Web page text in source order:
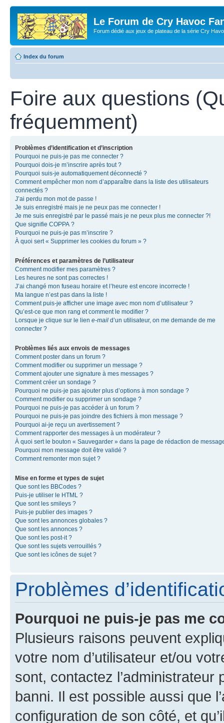
Le Forum de Cry Havoc
Forum dédié aux jeux de plateau de la série Cry
Index du forum
Foire aux questions
fréquemment)
Problèmes d’identification et d’inscription
Pourquoi ne puis-je pas me connecter ?
Pourquoi dois-je m’inscrire après tout ?
Pourquoi suis-je automatiquement déconnecté ?
Comment empêcher mon nom d’apparaître dans la liste des utilisateurs
connectés ?
J’ai perdu mon mot de passe !
Je suis enregistré mais je ne peux pas me connecter !
Je me suis enregistré par le passé mais je ne peux plus me connecter ?!
Que signifie COPPA ?
Pourquoi ne puis-je pas m’inscrire ?
À quoi sert « Supprimer les cookies du forum » ?
Préférences et paramètres de l’utilisateur
Comment modifier mes paramètres ?
Les heures ne sont pas correctes !
J’ai changé mon fuseau horaire et l’heure est encore incorrecte !
Ma langue n’est pas dans la liste !
Comment puis-je afficher une image avec mon nom d’utilisateur ?
Qu’est-ce que mon rang et comment le modifier ?
Lorsque je clique sur le lien e-mail d’un utilisateur, on me demande de me
connecter ?
Problèmes liés aux envois de messages
Comment poster dans un forum ?
Comment modifier ou supprimer un message ?
Comment ajouter une signature à mes messages ?
Comment créer un sondage ?
Pourquoi ne puis-je pas ajouter plus d’options à mon sondage ?
Comment modifier ou supprimer un sondage ?
Pourquoi ne puis-je pas accéder à un forum ?
Pourquoi ne puis-je pas joindre des fichiers à mon message ?
Pourquoi ai-je reçu un avertissement ?
Comment rapporter des messages à un modérateur ?
À quoi sert le bouton « Sauvegarder » dans la page de rédaction de
Pourquoi mon message doit être validé ?
Comment remonter mon sujet ?
Mise en forme et types de sujet
Que sont les BBCodes ?
Puis-je utiliser le HTML ?
Que sont les smileys ?
Puis-je publier des images ?
Que sont les annonces globales ?
Que sont les annonces ?
Que sont les post-it ?
Que sont les sujets verrouillés ?
Que sont les icônes de sujet ?
Problèmes
Pourquoi ne puis-je pas me
Plusieurs raisons peuvent
votre nom d’utilisateur et/ou
sont, contactez l’administrateur
banni. Il est possible aussi que
configuration de son côté, et